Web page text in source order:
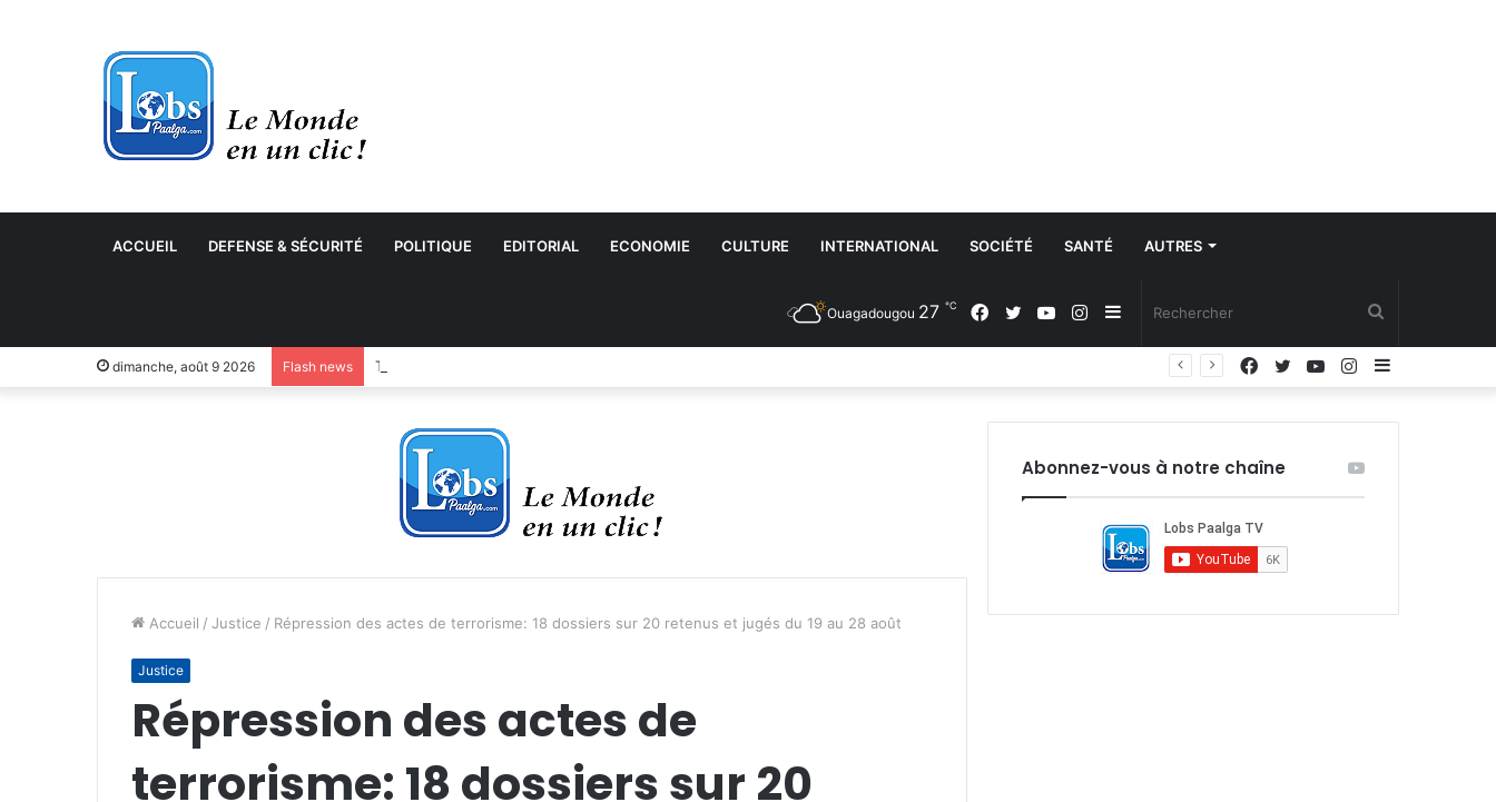
ACCUEIL DEFENSE & SÉCURITÉ POLITIQUE EDITORIAL ECONOMIE CULTURE INTERNATIONAL SOCIÉTÉ SANTÉ AUTRES
Sidebar
(barre
Instagram
YouTube
Twitter
Facebook
Ouagadougou 27 ℃
dimanche, août 9 2026 Flash news Transformation numérique : le ministère de la Santé lance e-AGREMENT-MS
Sidebar
Instagram
YouTube
Twitter
Facebook
Accueil / Justice / Répression des actes de terrorisme: 18 dossiers sur 20 retenus et jugés du 19 au 28 août
Justice
Répression des actes de
terrorisme: 18 dossiers sur 20
Abonnez-vous à notre chaîne